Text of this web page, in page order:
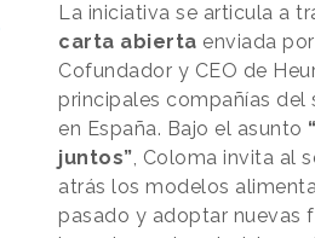
La iniciativa se articula a
carta abierta enviada
Cofundador y CEO de
principales compañías del
en España. Bajo el asunto
juntos”, Coloma invita al
atrás los modelos
pasado y adoptar nuevas